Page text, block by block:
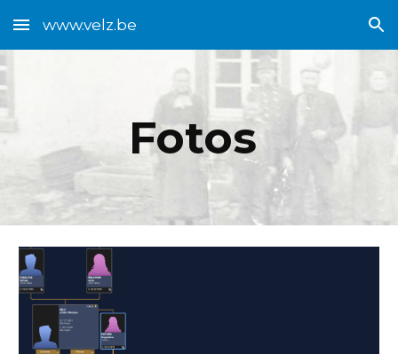
Skip to main content Skip to navigation
www.velz.be
Fotos